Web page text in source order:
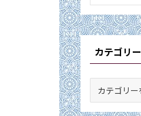
カテゴリー
ゴ